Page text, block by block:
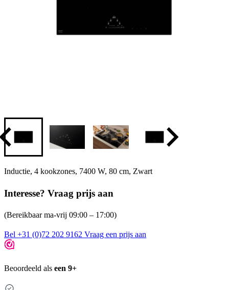
Inductie, 4 kookzones, 7400 W, 80 cm, Zwart
Interesse? Vraag prijs aan
(Bereikbaar ma-vrij 09:00 – 17:00)
Bel +31 (0)72 202 9162 Vraag een prijs aan
Beoordeeld als een 9+